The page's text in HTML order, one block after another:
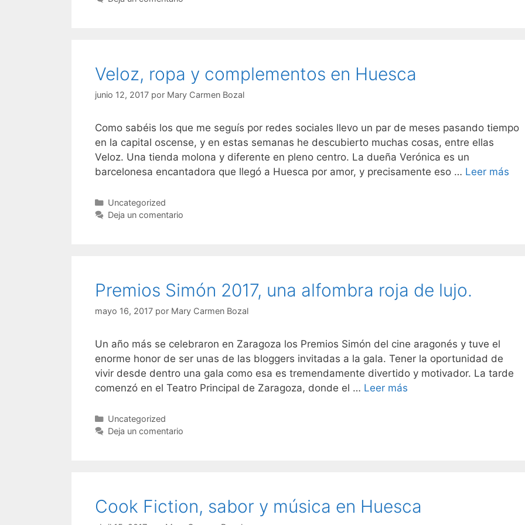
Veloz, ropa y complementos en Huesca
junio 12, 2017 por Mary Carmen Bozal
Como sabéis los que me seguís por redes sociales llevo un par de meses pasando tiempo
en la capital oscense, y en estas semanas he descubierto muchas cosas, entre ellas
Veloz. Una tienda molona y diferente en pleno centro. La dueña Verónica es un
barcelonesa encantadora que llegó a Huesca por amor, y precisamente eso … Leer más
Categorías
Uncategorized
Deja un comentario
Premios Simón 2017, una alfombra roja de lujo.
mayo 16, 2017 por Mary Carmen Bozal
Un año más se celebraron en Zaragoza los Premios Simón del cine aragonés y tuve el
enorme honor de ser unas de las bloggers invitadas a la gala. Tener la oportunidad de
vivir desde dentro una gala como esa es tremendamente divertido y motivador. La tarde
comenzó en el Teatro Principal de Zaragoza, donde el … Leer más
Categorías
Uncategorized
Deja un comentario
Cook Fiction, sabor y música en Huesca